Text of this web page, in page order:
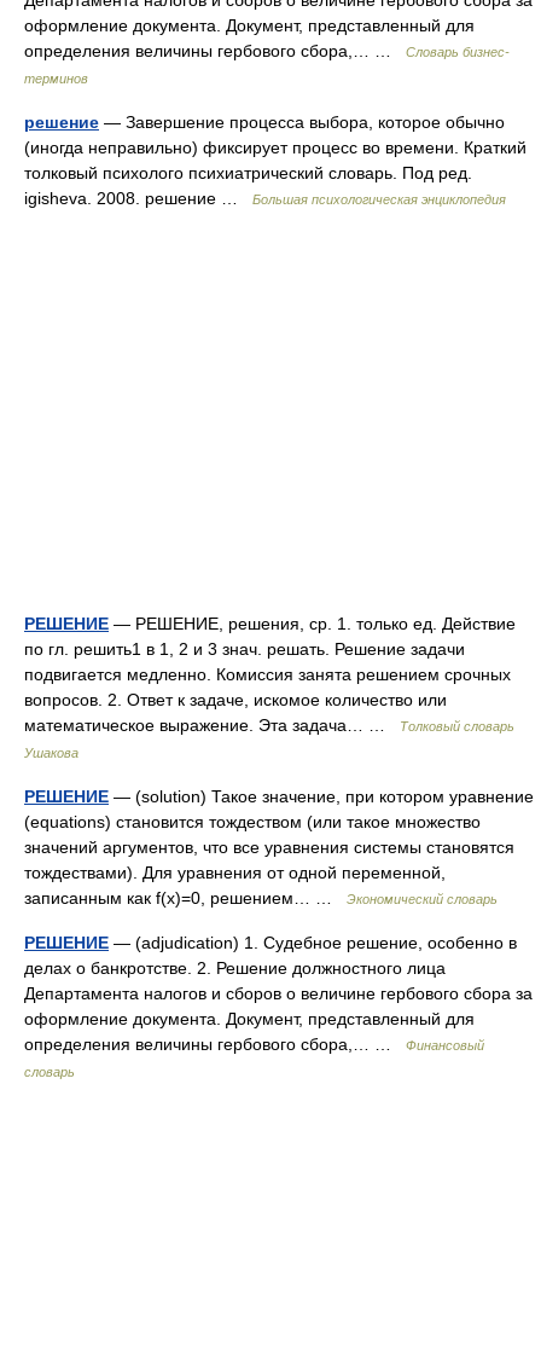
оформление документа. Документ, представленный для
определения величины гербового сбора,… …
Словарь бизнес-
терминов
решение — Завершение процесса выбора, которое обычно
(иногда неправильно) фиксирует процесс во времени. Краткий
толковый психолого психиатрический словарь. Под ред.
igisheva. 2008. решение …
Большая психологическая энциклопедия
РЕШЕНИЕ — РЕШЕНИЕ, решения, ср. 1. только ед. Действие
по гл. решить1 в 1, 2 и 3 знач. решать. Решение задачи
подвигается медленно. Комиссия занята решением срочных
вопросов. 2. Ответ к задаче, искомое количество или
математическое выражение. Эта задача… …
Толковый словарь
Ушакова
РЕШЕНИЕ — (solution) Такое значение, при котором уравнение
(equations) становится тождеством (или такое множество
значений аргументов, что все уравнения системы становятся
тождествами). Для уравнения от одной переменной,
записанным как f(x)=0, решением… …
Экономический словарь
РЕШЕНИЕ — (adjudication) 1. Судебное решение, особенно в
делах о банкротстве. 2. Решение должностного лица
Департамента налогов и сборов о величине гербового сбора за
оформление документа. Документ, представленный для
определения величины гербового сбора,… …
Финансовый
словарь